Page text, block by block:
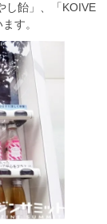
し飴」、「KOIVE
す。